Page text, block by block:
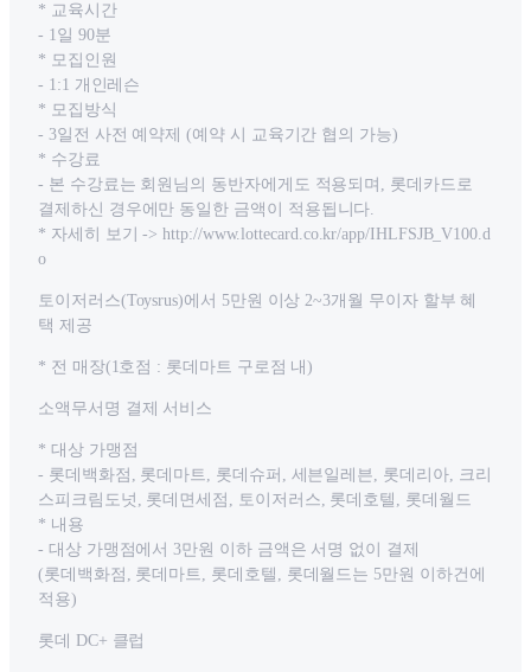
* 교육시간
- 1일 90분
* 모집인원
- 1:1 개인레슨
* 모집방식
- 3일전 사전 예약제 (예약 시 교육기간 협의 가능)
* 수강료
- 본 수강료는 회원님의 동반자에게도 적용되며, 롯데카드로
결제하신 경우에만 동일한 금액이 적용됩니다.
* 자세히 보기 -> http://www.lottecard.co.kr/app/IHLFSJB_V100.d
o
토이저러스(Toysrus)에서 5만원 이상 2~3개월 무이자 할부 혜
택 제공
* 전 매장(1호점 : 롯데마트 구로점 내)
소액무서명 결제 서비스
* 대상 가맹점
- 롯데백화점, 롯데마트, 롯데슈퍼, 세븐일레븐, 롯데리아, 크리
스피크림도넛, 롯데면세점, 토이저러스, 롯데호텔, 롯데월드
* 내용
- 대상 가맹점에서 3만원 이하 금액은 서명 없이 결제
(롯데백화점, 롯데마트, 롯데호텔, 롯데월드는 5만원 이하건에
적용)
롯데 DC+ 클럽